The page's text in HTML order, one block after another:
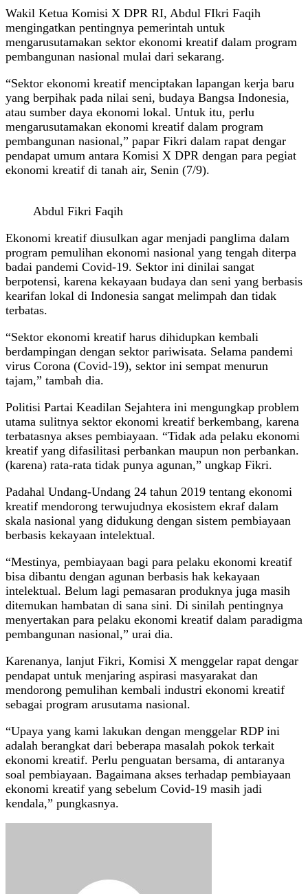
Wakil Ketua Komisi X DPR RI, Abdul FIkri Faqih
mengingatkan pentingnya pemerintah untuk
mengarusutamakan sektor ekonomi kreatif dalam program
pembangunan nasional mulai dari sekarang.
“Sektor ekonomi kreatif menciptakan lapangan kerja baru
yang berpihak pada nilai seni, budaya Bangsa Indonesia,
atau sumber daya ekonomi lokal. Untuk itu, perlu
mengarusutamakan ekonomi kreatif dalam program
pembangunan nasional,” papar Fikri dalam rapat dengar
pendapat umum antara Komisi X DPR dengan para pegiat
ekonomi kreatif di tanah air, Senin (7/9).
Abdul Fikri Faqih
Ekonomi kreatif diusulkan agar menjadi panglima dalam
program pemulihan ekonomi nasional yang tengah diterpa
badai pandemi Covid-19. Sektor ini dinilai sangat
berpotensi, karena kekayaan budaya dan seni yang berbasis
kearifan lokal di Indonesia sangat melimpah dan tidak
terbatas.
“Sektor ekonomi kreatif harus dihidupkan kembali
berdampingan dengan sektor pariwisata. Selama pandemi
virus Corona (Covid-19), sektor ini sempat menurun
tajam,” tambah dia.
Politisi Partai Keadilan Sejahtera ini mengungkap problem
utama sulitnya sektor ekonomi kreatif berkembang, karena
terbatasnya akses pembiayaan. “Tidak ada pelaku ekonomi
kreatif yang difasilitasi perbankan maupun non perbankan.
(karena) rata-rata tidak punya agunan,” ungkap Fikri.
Padahal Undang-Undang 24 tahun 2019 tentang ekonomi
kreatif mendorong terwujudnya ekosistem ekraf dalam
skala nasional yang didukung dengan sistem pembiayaan
berbasis kekayaan intelektual.
“Mestinya, pembiayaan bagi para pelaku ekonomi kreatif
bisa dibantu dengan agunan berbasis hak kekayaan
intelektual. Belum lagi pemasaran produknya juga masih
ditemukan hambatan di sana sini. Di sinilah pentingnya
menyertakan para pelaku ekonomi kreatif dalam paradigma
pembangunan nasional,” urai dia.
Karenanya, lanjut Fikri, Komisi X menggelar rapat dengar
pendapat untuk menjaring aspirasi masyarakat dan
mendorong pemulihan kembali industri ekonomi kreatif
sebagai program arusutama nasional.
“Upaya yang kami lakukan dengan menggelar RDP ini
adalah berangkat dari beberapa masalah pokok terkait
ekonomi kreatif. Perlu penguatan bersama, di antaranya
soal pembiayaan. Bagaimana akses terhadap pembiayaan
ekonomi kreatif yang sebelum Covid-19 masih jadi
kendala,” pungkasnya.